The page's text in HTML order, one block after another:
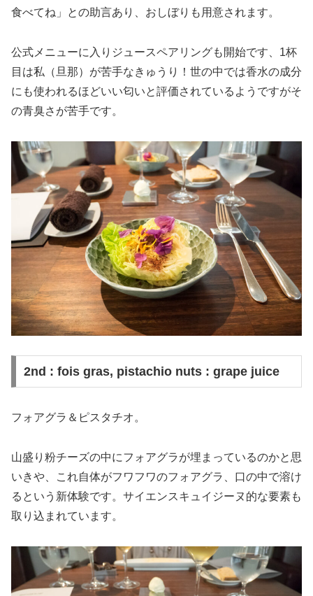
食べてね」との助言あり、おしぼりも用意されます。
公式メニューに入りジュースペアリングも開始です、1杯
目は私（旦那）が苦手なきゅうり！世の中では香水の成分
にも使われるほどいい匂いと評価されているようですがそ
の青臭さが苦手です。
2nd : fois gras, pistachio nuts : grape juice
フォアグラ＆ピスタチオ。
山盛り粉チーズの中にフォアグラが埋まっているのかと思
いきや、これ自体がフワフワのフォアグラ、口の中で溶け
るという新体験です。サイエンスキュイジーヌ的な要素も
取り込まれています。